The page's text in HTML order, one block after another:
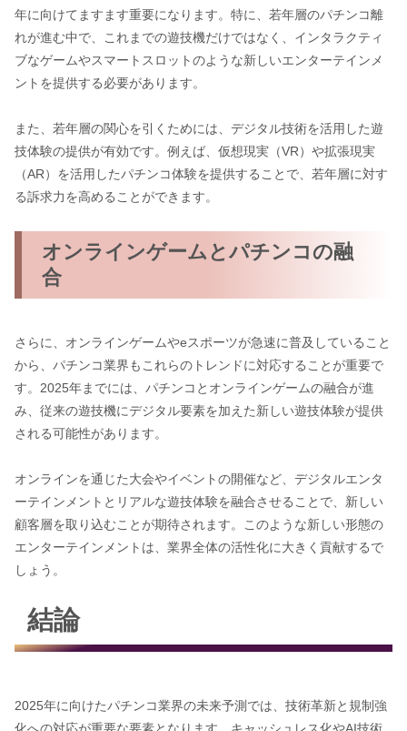
年に向けてますます重要になります。特に、若年層のパチンコ離
れが進む中で、これまでの遊技機だけではなく、インタラクティ
ブなゲームやスマートスロットのような新しいエンターテインメ
ントを提供する必要があります。
また、若年層の関心を引くためには、デジタル技術を活用した遊
技体験の提供が有効です。例えば、仮想現実（VR）や拡張現実
（AR）を活用したパチンコ体験を提供することで、若年層に対す
る訴求力を高めることができます。
オンラインゲームとパチンコの融
合
さらに、オンラインゲームやeスポーツが急速に普及していること
から、パチンコ業界もこれらのトレンドに対応することが重要で
す。2025年までには、パチンコとオンラインゲームの融合が進
み、従来の遊技機にデジタル要素を加えた新しい遊技体験が提供
される可能性があります。
オンラインを通じた大会やイベントの開催など、デジタルエンタ
ーテインメントとリアルな遊技体験を融合させることで、新しい
顧客層を取り込むことが期待されます。このような新しい形態の
エンターテインメントは、業界全体の活性化に大きく貢献するで
しょう。
結論
2025年に向けたパチンコ業界の未来予測では、技術革新と規制強
化への対応が重要な要素となります。キャッシュレス化やAI技術